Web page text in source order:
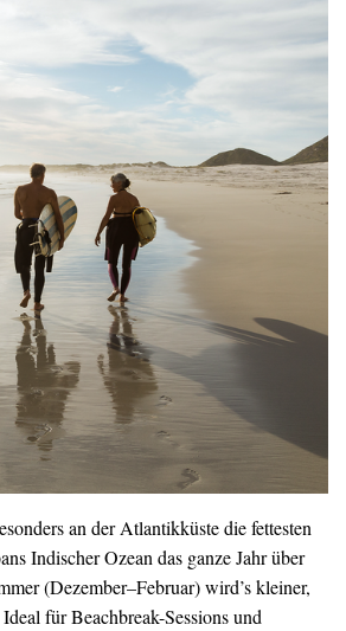
an der Atlantikküste die fettesten
Indischer Ozean das ganze Jahr über
(Dezember–Februar) wird’s kleiner,
für Beachbreak-Sessions und